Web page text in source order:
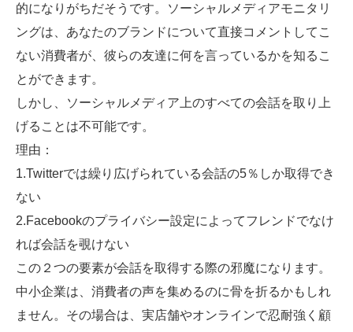
的になりがちだそうです。ソーシャルメディアモニタリ
ングは、あなたのブランドについて直接コメントしてこ
ない消費者が、彼らの友達に何を言っているかを知るこ
とができます。
しかし、ソーシャルメディア上のすべての会話を取り上
げることは不可能です。
理由：
1.Twitterでは繰り広げられている会話の5％しか取得でき
ない
2.Facebookのプライバシー設定によってフレンドでなけ
れば会話を覗けない
この２つの要素が会話を取得する際の邪魔になります。
中小企業は、消費者の声を集めるのに骨を折るかもしれ
ません。その場合は、実店舗やオンラインで忍耐強く顧